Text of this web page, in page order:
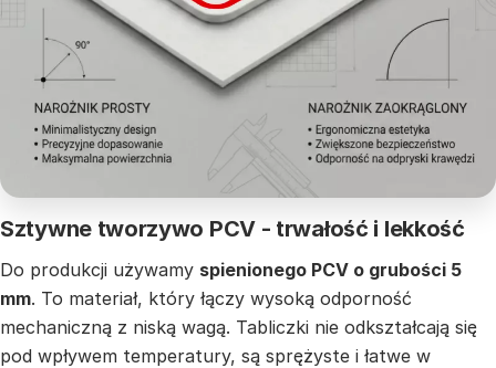
Sztywne tworzywo PCV - trwałość i lekkość
Do produkcji używamy spienionego PCV o grubości 5
mm. To materiał, który łączy wysoką odporność
mechaniczną z niską wagą. Tabliczki nie odkształcają się
pod wpływem temperatury, są sprężyste i łatwe w